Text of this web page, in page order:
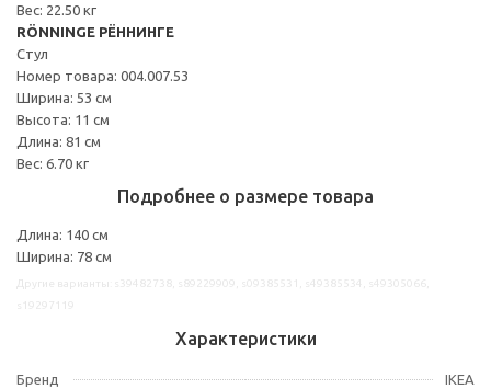
Вес: 22.50 кг
RÖNNINGE РЁННИНГЕ
Стул
Номер товара: 004.007.53
Ширина: 53 см
Высота: 11 см
Длина: 81 см
Вес: 6.70 кг
Подробнее о размере товара
Длина: 140 см
Ширина: 78 см
Характеристики
Бренд IKEA